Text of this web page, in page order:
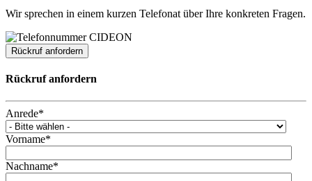
Wir sprechen in einem kurzen Telefonat über Ihre konkreten Fragen.
Rückruf anfordern
Rückruf anfordern
Anrede*
Vorname*
Nachname*